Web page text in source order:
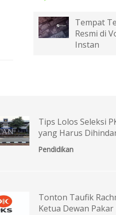
Tempat
Resmi di
Instan
Tips Lolos Seleksi
yang Harus
Pendidikan
Tonton Taufik
Ketua Dewan